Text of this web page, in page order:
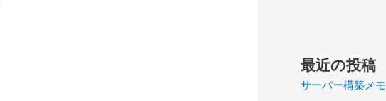
最近の投稿
サーバー構築メモ